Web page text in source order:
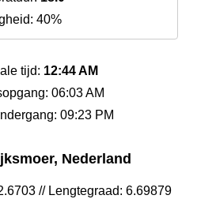
40%
tijd: 12:44 AM
06:03 AM
09:23 PM
Nederland
// Lengtegraad: 6.69879